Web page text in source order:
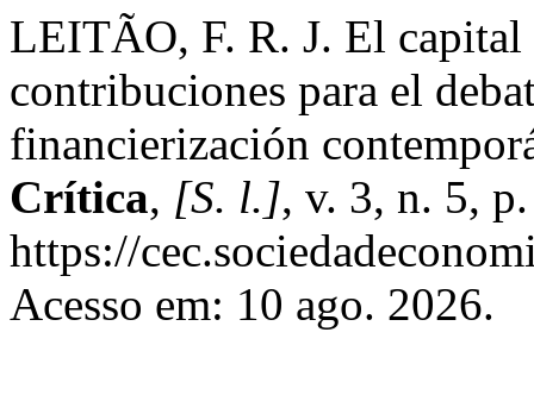
LEITÃO, F. R. J. El
contribuciones para el
financierización
Crítica, [S. l.], v. 3, n. 5,
https://
Acesso em: 10 ago. 2026.